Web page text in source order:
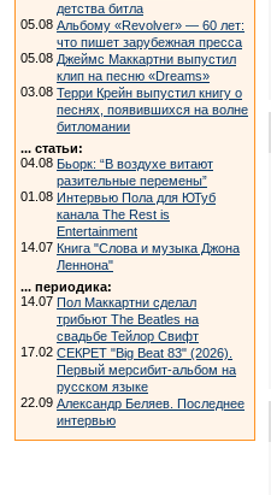
детства битла
05.08 Альбому «Revolver» — 60 лет:
что пишет зарубежная пресса
05.08 Джеймс Маккартни выпустил
клип на песню «Dreams»
03.08 Терри Крейн выпустил книгу о
песнях, появившихся на волне
битломании
... статьи:
04.08 Бьорк: “В воздухе витают
разительные перемены”
01.08 Интервью Пола для ЮТуб
канала The Rest is
Entertainment
14.07 Книга "Слова и музыка Джона
Леннона"
... периодика:
14.07 Пол Маккартни сделал
трибьют The Beatles на
свадьбе Тейлор Свифт
17.02 СЕКРЕТ "Big Beat 83" (2026).
Первый мерсибит-альбом на
русском языке
22.09 Александр Беляев. Последнее
интервью